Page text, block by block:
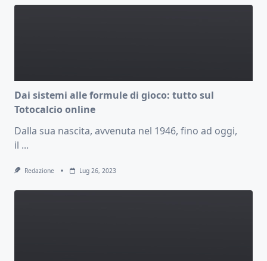
Dai sistemi alle formule di gioco: tutto sul
Totocalcio online
Dalla sua nascita, avvenuta nel 1946, fino ad oggi,
il ...
Redazione Lug 26, 2023